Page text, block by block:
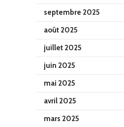
septembre 2025
août 2025
juillet 2025
juin 2025
mai 2025
avril 2025
mars 2025